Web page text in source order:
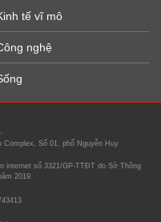
tế vĩ mô
nghệ
Complex, Số 01, phố Nguyễn Huy
internet số 3321/GP-TTĐT do Sở Thông
2019.